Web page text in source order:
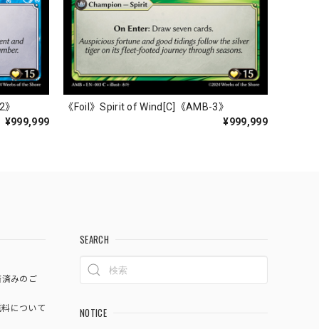
¥999,999
《Foil》Spirit of Wind[C]《AMB-3》
¥999,999
みのご
について
SEARCH
NOTICE